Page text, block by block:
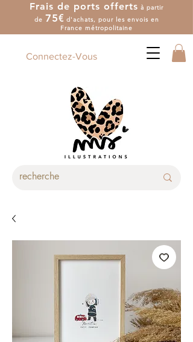
Frais de ports offerts à partir
de 75€ d'achats, pour les envois en
France métropolitaine
Connectez-Vous